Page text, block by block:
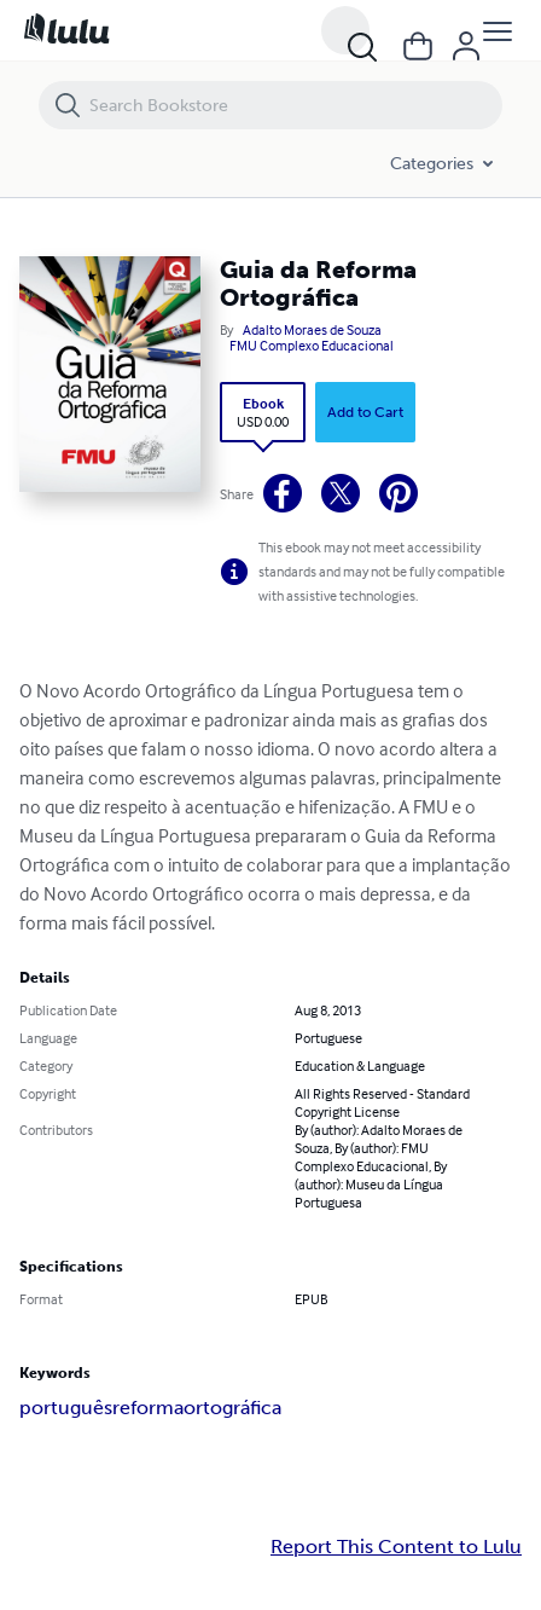
Categories
Guia da Reforma
Ortográfica
By Adalto Moraes de Souza
FMU Complexo Educacional
Ebook
USD 0.00
Add to Cart
Share
This ebook may not meet accessibility
standards and may not be fully compatible
with assistive technologies.
O Novo Acordo Ortográfico da Língua Portuguesa tem o
objetivo de aproximar e padronizar ainda mais as grafias dos
oito países que falam o nosso idioma. O novo acordo altera a
maneira como escrevemos algumas palavras, principalmente
no que diz respeito à acentuação e hifenização. A FMU e o
Museu da Língua Portuguesa prepararam o Guia da Reforma
Ortográfica com o intuito de colaborar para que a implantação
do Novo Acordo Ortográfico ocorra o mais depressa, e da
forma mais fácil possível.
Details
Publication Date
Aug 8, 2013
Language
Portuguese
Category
Education & Language
Copyright
All Rights Reserved - Standard
Copyright License
Contributors
By (author): Adalto Moraes de
Souza, By (author): FMU
Complexo Educacional, By
(author): Museu da Língua
Portuguesa
Specifications
Format EPUB
Keywords
portuguêsreformaortográfica
Report This Content to Lulu
Guia da Reforma Ortográfica